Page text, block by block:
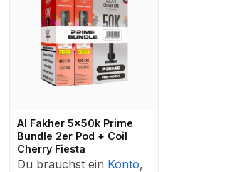
Al Fakher 5x50k Prime
Bundle 2er Pod + Coil
Cherry Fiesta
Du brauchst ein Konto,